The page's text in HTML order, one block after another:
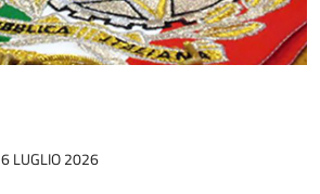
6 LUGLIO 2026